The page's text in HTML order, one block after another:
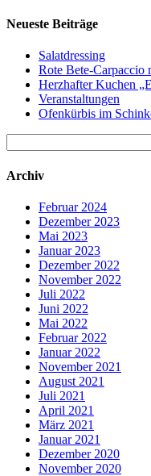
Neueste Beiträge
Salatdressing
Rote Bete-Carpaccio
Herzhafter Kuchen
Veranstaltungen
Ofenkürbis im
nach:
Archiv
Februar 2024
Dezember 2023
Mai 2023
Januar 2023
Dezember 2022
November 2022
Juli 2022
Juni 2022
Mai 2022
Februar 2022
Januar 2022
November 2021
August 2021
Juli 2021
April 2021
März 2021
Januar 2021
Dezember 2020
November 2020